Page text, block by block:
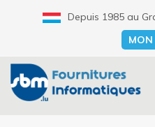
Depuis 1985 au
SelectMON